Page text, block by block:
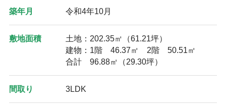
築年月 令和4年10月
敷地面積
土地：202.35㎡（61.21坪）
建物：1階 46.37㎡ 2階 50.51㎡
合計 96.88㎡（29.30坪）
間取り 3LDK